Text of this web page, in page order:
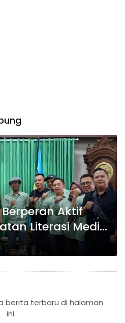
Aktif
Literasi Media
berita terbaru di halaman
ini.